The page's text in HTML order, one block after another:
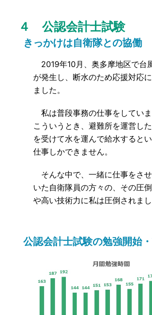
４ 公認会計士試験
きっかけは自衛隊との協働
2019年10月、奥多摩地区で台
が発生し、断水のため応援対応
ました。
私は普段事務の仕事をしていま
こういうとき、避難所を運営し
を受けて水を運んで給水すると
仕事しかできません。
そんな中で、一緒に仕事をさ
いた自衛隊員の方々の、その圧
や高い技術力に私は圧倒されまし
公認会計士試験の勉強開始